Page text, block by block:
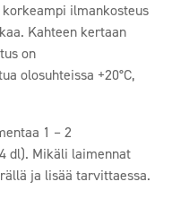
ilmankosteus
Kahteen kertaan
on
olosuhteissa +20°C,
1 – 2
dl). Mikäli laimennat
ja lisää tarvittaessa.